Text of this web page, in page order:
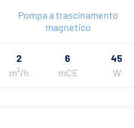
Pompa a trascinamento
magnetico
2
m³/h
6
mCE
45
W